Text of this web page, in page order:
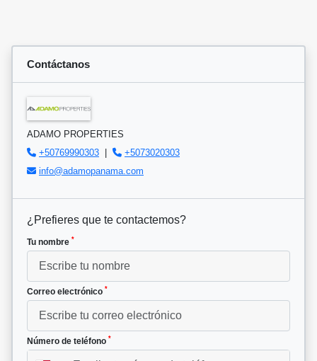
Contáctanos
ADAMO PROPERTIES
+50769990303
+5073020303
info@adamopanama.com
¿Prefieres que te contactemos?
Tu nombre *
Correo electrónico *
Número de teléfono *